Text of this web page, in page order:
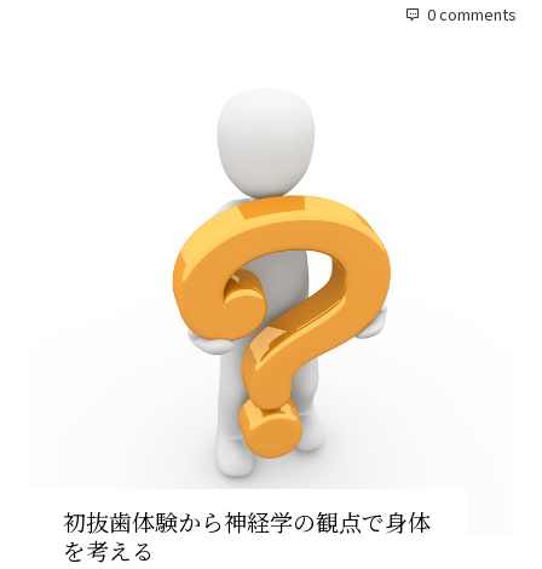
0 comments
初抜歯体験から神経学の観点で身体
を考える